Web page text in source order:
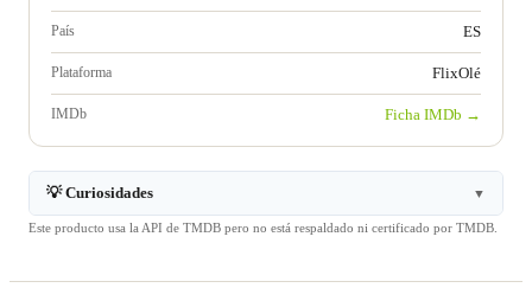
País ES
Plataforma FlixOlé
IMDb Ficha IMDb →
💡 Curiosidades ▼
Este producto usa la API de TMDB pero no está respaldado ni certificado por TMDB.